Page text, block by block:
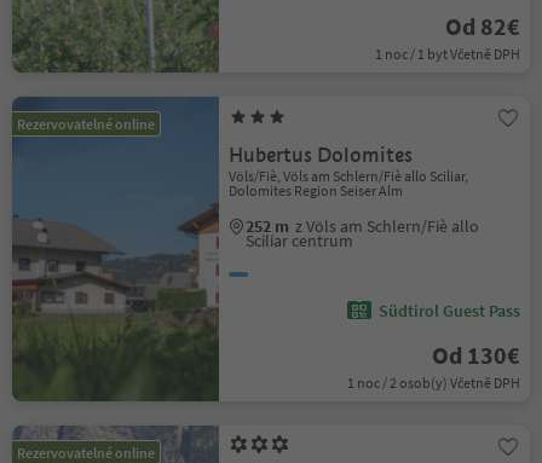
Od 82€
1 noc / 1 byt Včetně DPH
Rezervovatelné online
Hubertus Dolomites
Völs/Fiè, Völs am Schlern/Fiè allo Sciliar,
Dolomites Region Seiser Alm
252 m z Völs am Schlern/Fiè allo
Sciliar centrum
Südtirol Guest Pass
Od 130€
1 noc / 2 osob(y) Včetně DPH
Rezervovatelné online